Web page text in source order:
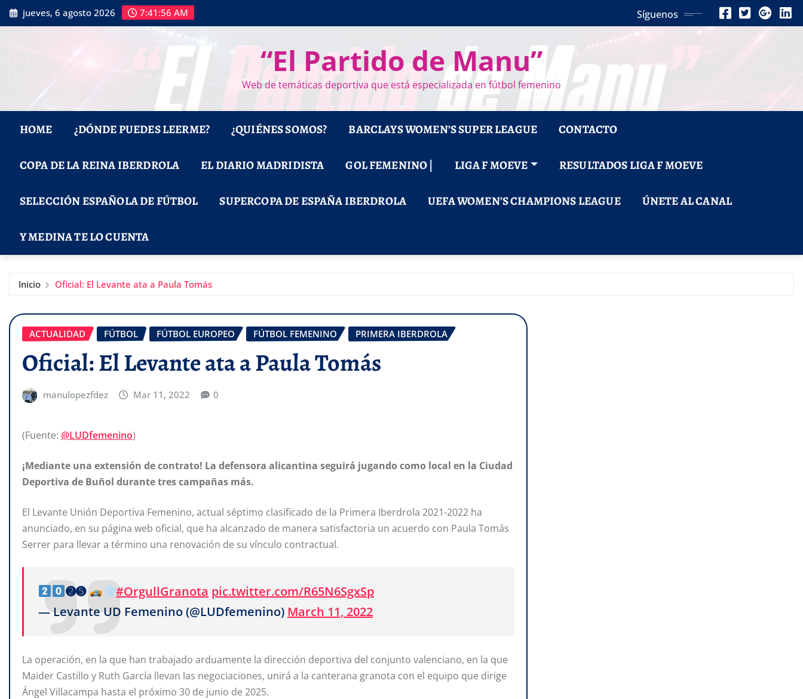
Saltar
al
jueves, 6 agosto 2026 7:41:57 AM Síguenos
“El Partido de Manu”
Web de temáticas deportiva que está especializada en fútbol femenino
HOME ¿DÓNDE PUEDES LEERME? ¿QUIÉNES SOMOS? BARCLAYS WOMEN’S SUPER LEAGUE CONTACTO
COPA DE LA REINA IBERDROLA EL DIARIO MADRIDISTA GOL FEMENINO | LIGA F MOEVE RESULTADOS LIGA F MOEVE
SELECCIÓN ESPAÑOLA DE FÚTBOL SUPERCOPA DE ESPAÑA IBERDROLA UEFA WOMEN’S CHAMPIONS LEAGUE ÚNETE AL CANAL
Y MEDINA TE LO CUENTA
Inicio Oficial: El Levante ata a Paula Tomás
ACTUALIDAD FÚTBOL FÚTBOL EUROPEO FÚTBOL FEMENINO PRIMERA IBERDROLA
Oficial: El Levante ata a Paula Tomás
manulopezfdez Mar 11, 2022 0
(Fuente: @LUDfemenino)
¡Mediante una extensión de contrato! La defensora alicantina seguirá jugando como local en la Ciudad
Deportiva de Buñol durante tres campañas más.
El Levante Unión Deportiva Femenino, actual séptimo clasificado de la Primera Iberdrola 2021-2022 ha
anunciado, en su página web oficial, que ha alcanzado de manera satisfactoria un acuerdo con Paula Tomás
Serrer para llevar a término una renovación de su vínculo contractual.
➋➎ #OrgullGranota pic.twitter.com/R65N6SgxSp
— Levante UD Femenino (@LUDfemenino) March 11, 2022
La operación, en la que han trabajado arduamente la dirección deportiva del conjunto valenciano, en la que
Maider Castillo y Ruth García llevan las negociaciones, unirá a la canterana granota con el equipo que dirige
Ángel Villacampa hasta el próximo 30 de junio de 2025.